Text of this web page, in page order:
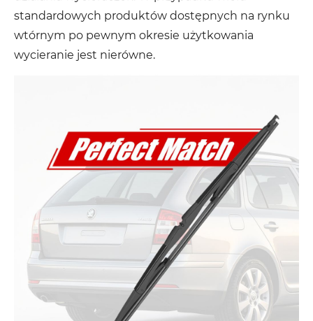
standardowych produktów dostępnych na rynku
wtórnym po pewnym okresie użytkowania
wycieranie jest nierówne.